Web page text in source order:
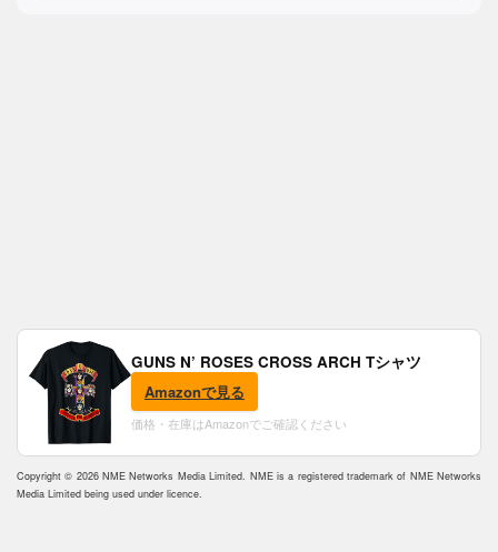
GUNS N’ ROSES CROSS ARCH Tシャツ
Amazonで見る
価格・在庫はAmazonでご確認ください
Copyright © 2026 NME Networks Media Limited. NME is a registered trademark of NME Networks
Media Limited being used under licence.